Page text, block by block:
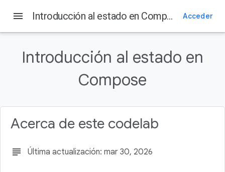
Requisitos previos
Qué aprenderás
menu Introducción al estado en Compose Acceder
Introducción al estado en
Compose
Acerca de este codelab
subject Última actualización: mar 30, 2026